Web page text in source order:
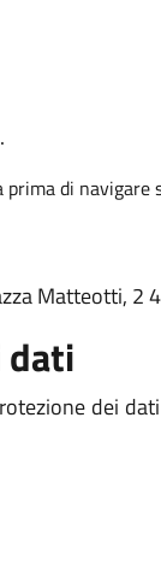
di
Matteotti,
dati
dei